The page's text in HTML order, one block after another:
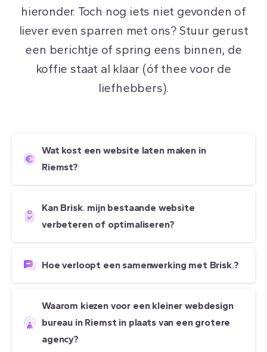
hieronder. Toch nog iets niet gevonden of
liever even sparren met ons? Stuur gerust
een berichtje of spring eens binnen, de
koffie staat al klaar (óf thee voor de
liefhebbers).
Wat kost een website laten maken in
Riemst?
Kan Brisk. mijn bestaande website
verbeteren of optimaliseren?
Hoe verloopt een samenwerking met Brisk.?
Waarom kiezen voor een kleiner webdesign
bureau in Riemst in plaats van een grotere
agency?